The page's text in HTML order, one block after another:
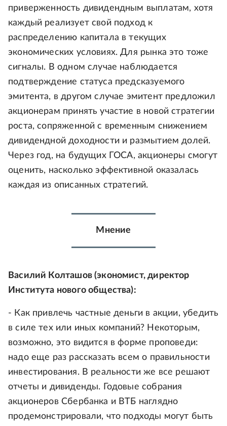
приверженность дивидендным выплатам, хотя
каждый реализует свой подход к
распределению капитала в текущих
экономических условиях. Для рынка это тоже
сигналы. В одном случае наблюдается
подтверждение статуса предсказуемого
эмитента, в другом случае эмитент предложил
акционерам принять участие в новой стратегии
роста, сопряженной с временным снижением
дивидендной доходности и размытием долей.
Через год, на будущих ГОСА, акционеры смогут
оценить, насколько эффективной оказалась
каждая из описанных стратегий.
Мнение
Василий Колташов (экономист, директор
Института нового общества):
- Как привлечь частные деньги в акции, убедить
в силе тех или иных компаний? Некоторым,
возможно, это видится в форме проповеди:
надо еще раз рассказать всем о правильности
инвестирования. В реальности же все решают
отчеты и дивиденды. Годовые собрания
акционеров Сбербанка и ВТБ наглядно
продемонстрировали, что подходы могут быть